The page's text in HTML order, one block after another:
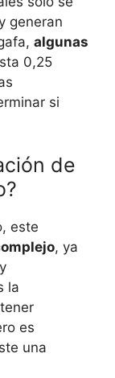
generan
algunas
0,25
si
de
este
, ya
la
es
una